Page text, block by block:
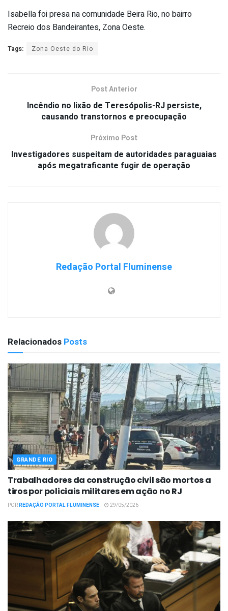
Isabella foi presa na comunidade Beira Rio, no bairro
Recreio dos Bandeirantes, Zona Oeste.
Tags: Zona Oeste do Rio
Post Anterior
Incêndio no lixão de Teresópolis-RJ persiste,
causando transtornos e preocupação
Próximo Post
Investigadores suspeitam de autoridades paraguaias
após megatraficante fugir de operação
Redação Portal Fluminense
Relacionados Posts
GRANDE RIO
Trabalhadores da construção civil são mortos a
tiros por policiais militares em ação no RJ
PORREDAÇÃO PORTAL FLUMINENSE 29/05/2026